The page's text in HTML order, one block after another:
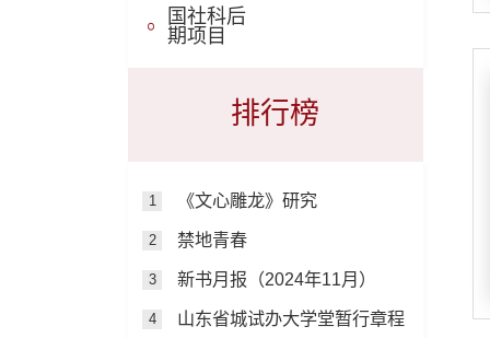
国社科后
期项目
排行榜
1 《文心雕龙》研究
2 禁地青春
3 新书月报（2024年11月）
4 山东省城试办大学堂暂行章程